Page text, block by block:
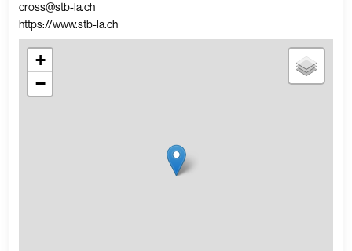
cross@stb-la.ch
https://www.stb-la.ch
+
−